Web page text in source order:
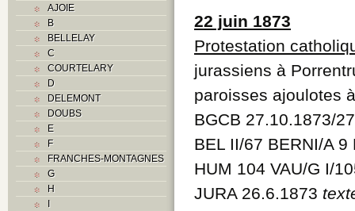
AJOIE
B
BELLELAY
C
COURTELARY
D
DELEMONT
DOUBS
E
F
FRANCHES-MONTAGNES
G
H
I
22 juin 1873
Protestation
jurassiens à
paroisses ajoulotes
BGCB 27.10.1873/
BEL II/67 BERNI/A
HUM 104 VAU/G I/
JURA 26.6.1873